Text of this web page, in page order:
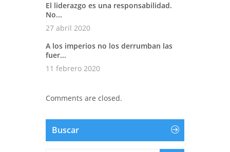
El liderazgo es una responsabilidad.
No...
27 abril 2020
A los imperios no los derrumban las
fuer...
11 febrero 2020
Comments are closed.
Buscar